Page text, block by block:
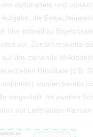
vorbereitete und
die
hier schnell zu
vor. Zunächst wurde
das ziehende
erzielten Resultate (z.B.
mehr) wurden bereits
vorgestellt. Im zweiten
auf Lieferanten-Kanban